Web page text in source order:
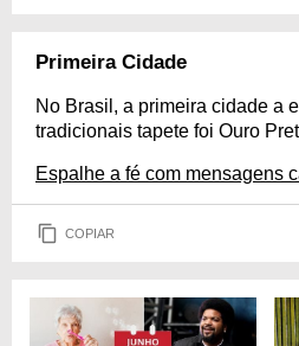
Primeira Cidade
No Brasil, a primeira cidade a
tradicionais tapete foi Ouro
Espalhe a fé com mensagens
COPIAR